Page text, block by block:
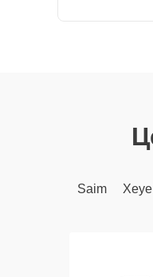
Saim
Xeye